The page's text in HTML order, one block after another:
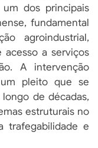
dos principais
fundamental
agroindustrial,
acesso a serviços
A intervenção
pleito que se
de décadas,
estruturais no
trafegabilidade e